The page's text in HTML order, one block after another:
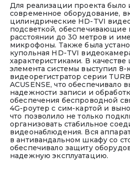
Для реализации проекта было
современное оборудование,
цилиндрические HD-TVI
подсветкой, обеспечивающие
расстоянии до 30 метров и
микрофоны. Также была
купольная HD-TVI
характеристиками. В качестве
элемента системы выступил
видеорегистратор серии
ACUSENSE, что обеспечивало
надежности записи и
обеспечения беспроводной
4G-роутер с сим-картой и
что позволило не только
организовать стабильное
видеонаблюдения. Вся
в антивандальном шкафу со
обеспечивало защиту
надежную эксплуатацию.